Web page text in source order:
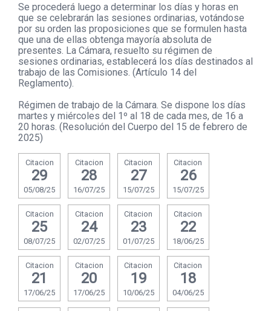
Proyectos de ley aprobados
Diario de Sesiones del plenario
Versiones taquigráficas
Comisiones
Comisiones: asuntos entrados
Comisión Investigadora Inteligencia de Estado
Comisión Honoraria del Voto en el Exterior
Transforma Uruguay
Se procederá luego a determinar los días y horas en
que se celebrarán las sesiones ordinarias, votándose
por su orden las proposiciones que se formulen hasta
que una de ellas obtenga mayoría absoluta de
presentes. La Cámara, resuelto su régimen de
sesiones ordinarias, establecerá los días destinados al
trabajo de las Comisiones. (Artículo 14 del
Reglamento).
Régimen de trabajo de la Cámara. Se dispone los días
martes y miércoles del 1º al 18 de cada mes, de 16 a
20 horas. (Resolución del Cuerpo del 15 de febrero de
2025)
Citacion
29
05/08/25
Citacion
28
16/07/25
Citacion
27
15/07/25
Citacion
26
15/07/25
Citacion
25
08/07/25
Citacion
24
02/07/25
Citacion
23
01/07/25
Citacion
22
18/06/25
Citacion
21
17/06/25
Citacion
20
17/06/25
Citacion
19
10/06/25
Citacion
18
04/06/25